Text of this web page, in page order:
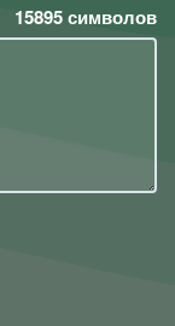
15895символов